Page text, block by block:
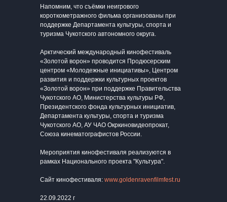
Напомним, что съёмки неигрового
короткометражного фильма организованы при
поддержке Департамента культуры, спорта и
туризма Чукотского автономного округа.
Арктический международный кинофестиваль
«Золотой ворон» проводится Продюсерским
центром «Молодежные инициативы», Центром
развития и поддержки культурных проектов
«Золотой ворон» при поддержке Правительства
Чукотского АО, Министерства культуры РФ,
Президентского фонда культурных инициатив,
Департамента культуры, спорта и туризма
Чукотского АО, АУ ЧАО Окркиновидеопрокат,
Союза кинематографистов России.
Мероприятия кинофестиваля реализуются в
рамках Национального проекта "Культура".
Сайт кинофестиваля: www.goldenravenfilmfest.ru
22.09.2022 г